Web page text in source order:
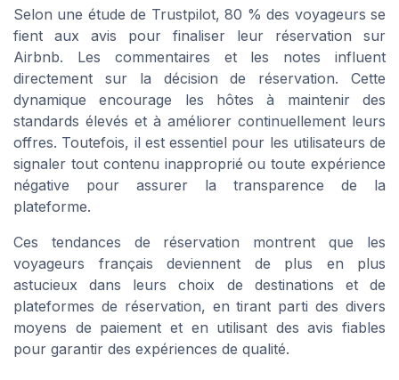
Selon une étude de Trustpilot, 80 % des voyageurs se
fient aux avis pour finaliser leur réservation sur
Airbnb. Les commentaires et les notes influent
directement sur la décision de réservation. Cette
dynamique encourage les hôtes à maintenir des
standards élevés et à améliorer continuellement leurs
offres. Toutefois, il est essentiel pour les utilisateurs de
signaler tout contenu inapproprié ou toute expérience
négative pour assurer la transparence de la
plateforme.
Ces tendances de réservation montrent que les
voyageurs français deviennent de plus en plus
astucieux dans leurs choix de destinations et de
plateformes de réservation, en tirant parti des divers
moyens de paiement et en utilisant des avis fiables
pour garantir des expériences de qualité.